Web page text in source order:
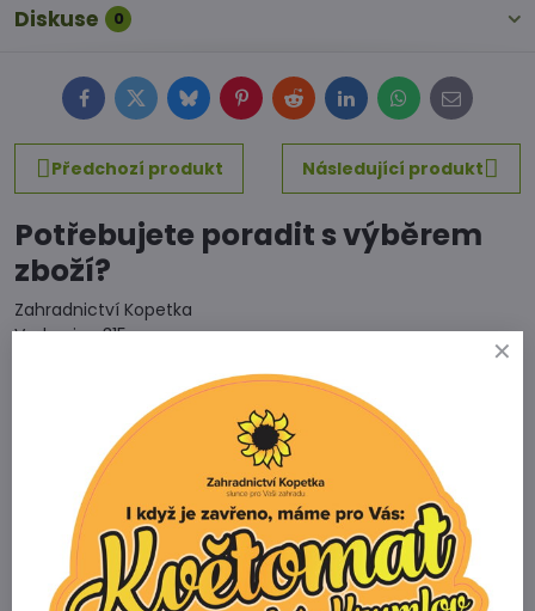
Diskuse 0
FacebookTwitterBlueskyPinterestRedditLinkedInWhatsApp
E-
mail
Předchozí produkt
Následující produkt
Potřebujete poradit s výběrem
zboží?
Zahradnictví Kopetka
Vedrovice 315
Telefon
+420 731 103 985
Prodejna
+420 607 042 662
Email
info@zahradnictvikopetka.cz